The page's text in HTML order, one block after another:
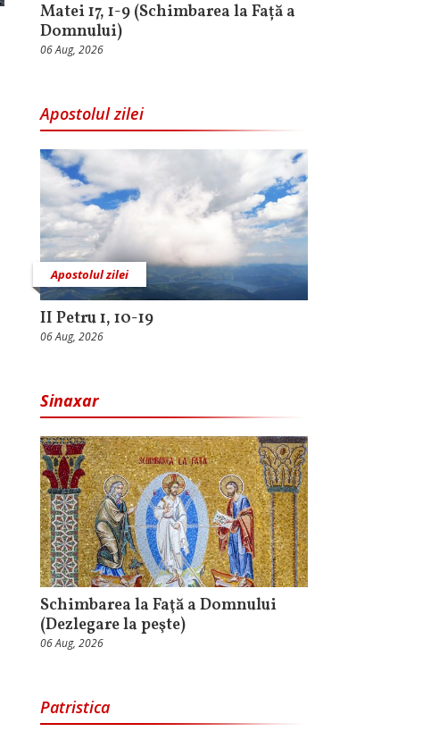
Matei 17, 1-9 (Schimbarea la Față a
Domnului)
06 Aug, 2026
Apostolul zilei
Apostolul zilei
II Petru 1, 10-19
06 Aug, 2026
Sinaxar
Schimbarea la Faţă a Domnului
(Dezlegare la peşte)
06 Aug, 2026
Patristica